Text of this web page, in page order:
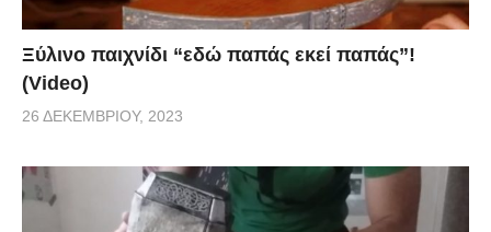
Ξύλινο παιχνίδι “εδώ παπάς εκεί παπάς”!
(Video)
26 ΔΕΚΕΜΒΡΊΟΥ, 2023